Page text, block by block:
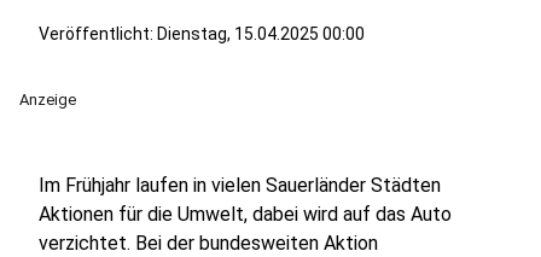
Veröffentlicht: Dienstag, 15.04.2025 00:00
Anzeige
Im Frühjahr laufen in vielen Sauerländer Städten
Aktionen für die Umwelt, dabei wird auf das Auto
verzichtet. Bei der bundesweiten Aktion